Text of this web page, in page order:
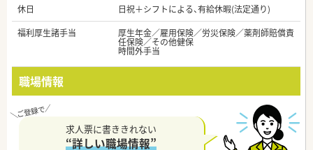
休日
日祝＋シフトによる、有給休暇(法定通り)
福利厚生諸手当
厚生年金／雇用保険／労災保険／薬剤師賠償責
任保険／その他健保
時間外手当
職場情報
求人票に書ききれない
“詳しい職場情報”